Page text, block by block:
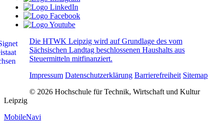
Die HTWK Leipzig wird auf Grundlage des vom
Sächsischen Landtag beschlossenen Haushalts aus
Steuermitteln mitfinanziert.
Impressum Datenschutzerklärung Barrierefreiheit Sitemap
© 2026 Hochschule für Technik, Wirtschaft und Kultur
Leipzig
MobileNavi